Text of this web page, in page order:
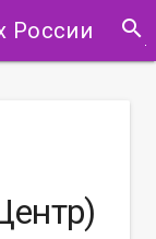
России search